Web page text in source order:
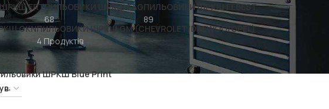
ERTПИЛЬОВИКИ ШРКШ FAG
68
ПИЛЬОВИКИ ШРКШ FEBEST
89
GKNПИЛЬОВИКИ ШРКШ GM (CHEVROLET/DAEWOO/OPEL)
4 Продуктів
ШРКШ Blue Print